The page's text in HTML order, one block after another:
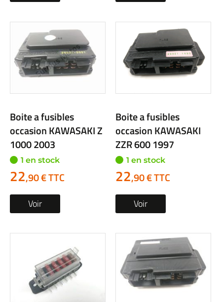
Boite a fusibles
occasion KAWASAKI Z
1000 2003
1 en stock
22,90 € TTC
Voir
Boite a fusibles
occasion KAWASAKI
ZZR 600 1997
1 en stock
22,90 € TTC
Voir